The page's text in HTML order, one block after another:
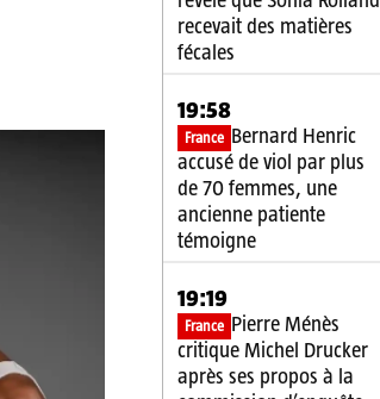
recevait des matières
fécales
19:58
France Bernard Henric
accusé de viol par plus
de 70 femmes, une
ancienne patiente
témoigne
19:19
France Pierre Ménès
critique Michel Drucker
après ses propos à la